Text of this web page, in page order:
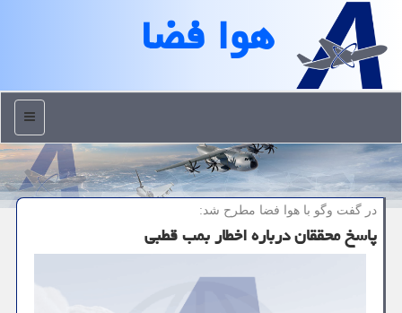
هوا فضا
منو
در گفت وگو با هوا فضا مطرح شد:
پاسخ محققان درباره اخطار بمب قطبی